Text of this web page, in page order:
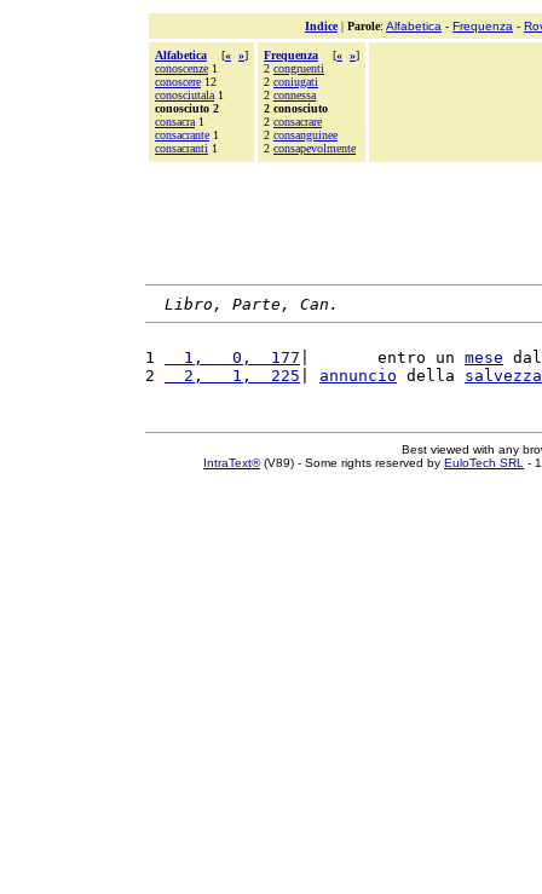
Indice| Parole: Alfabetica - Frequenza -
Alfabetica [« »]
conoscenze 1
conoscere 12
conosciutala 1
conosciuto 2
consacra 1
consacrante 1
consacranti 1
Frequenza [« »]
2 congruenti
2 coniugati
2 connessa
2 conosciuto
2 consacrare
2 consanguinee
2 consapevolmente
Libro, Parte, Can.
1
  1,   0,  177
|       entro un mese
2
  2,   1,  225
annuncio della salvezza
Best viewed with any
IntraText®(V89) - Some rights reserved by EuloTech SRL -